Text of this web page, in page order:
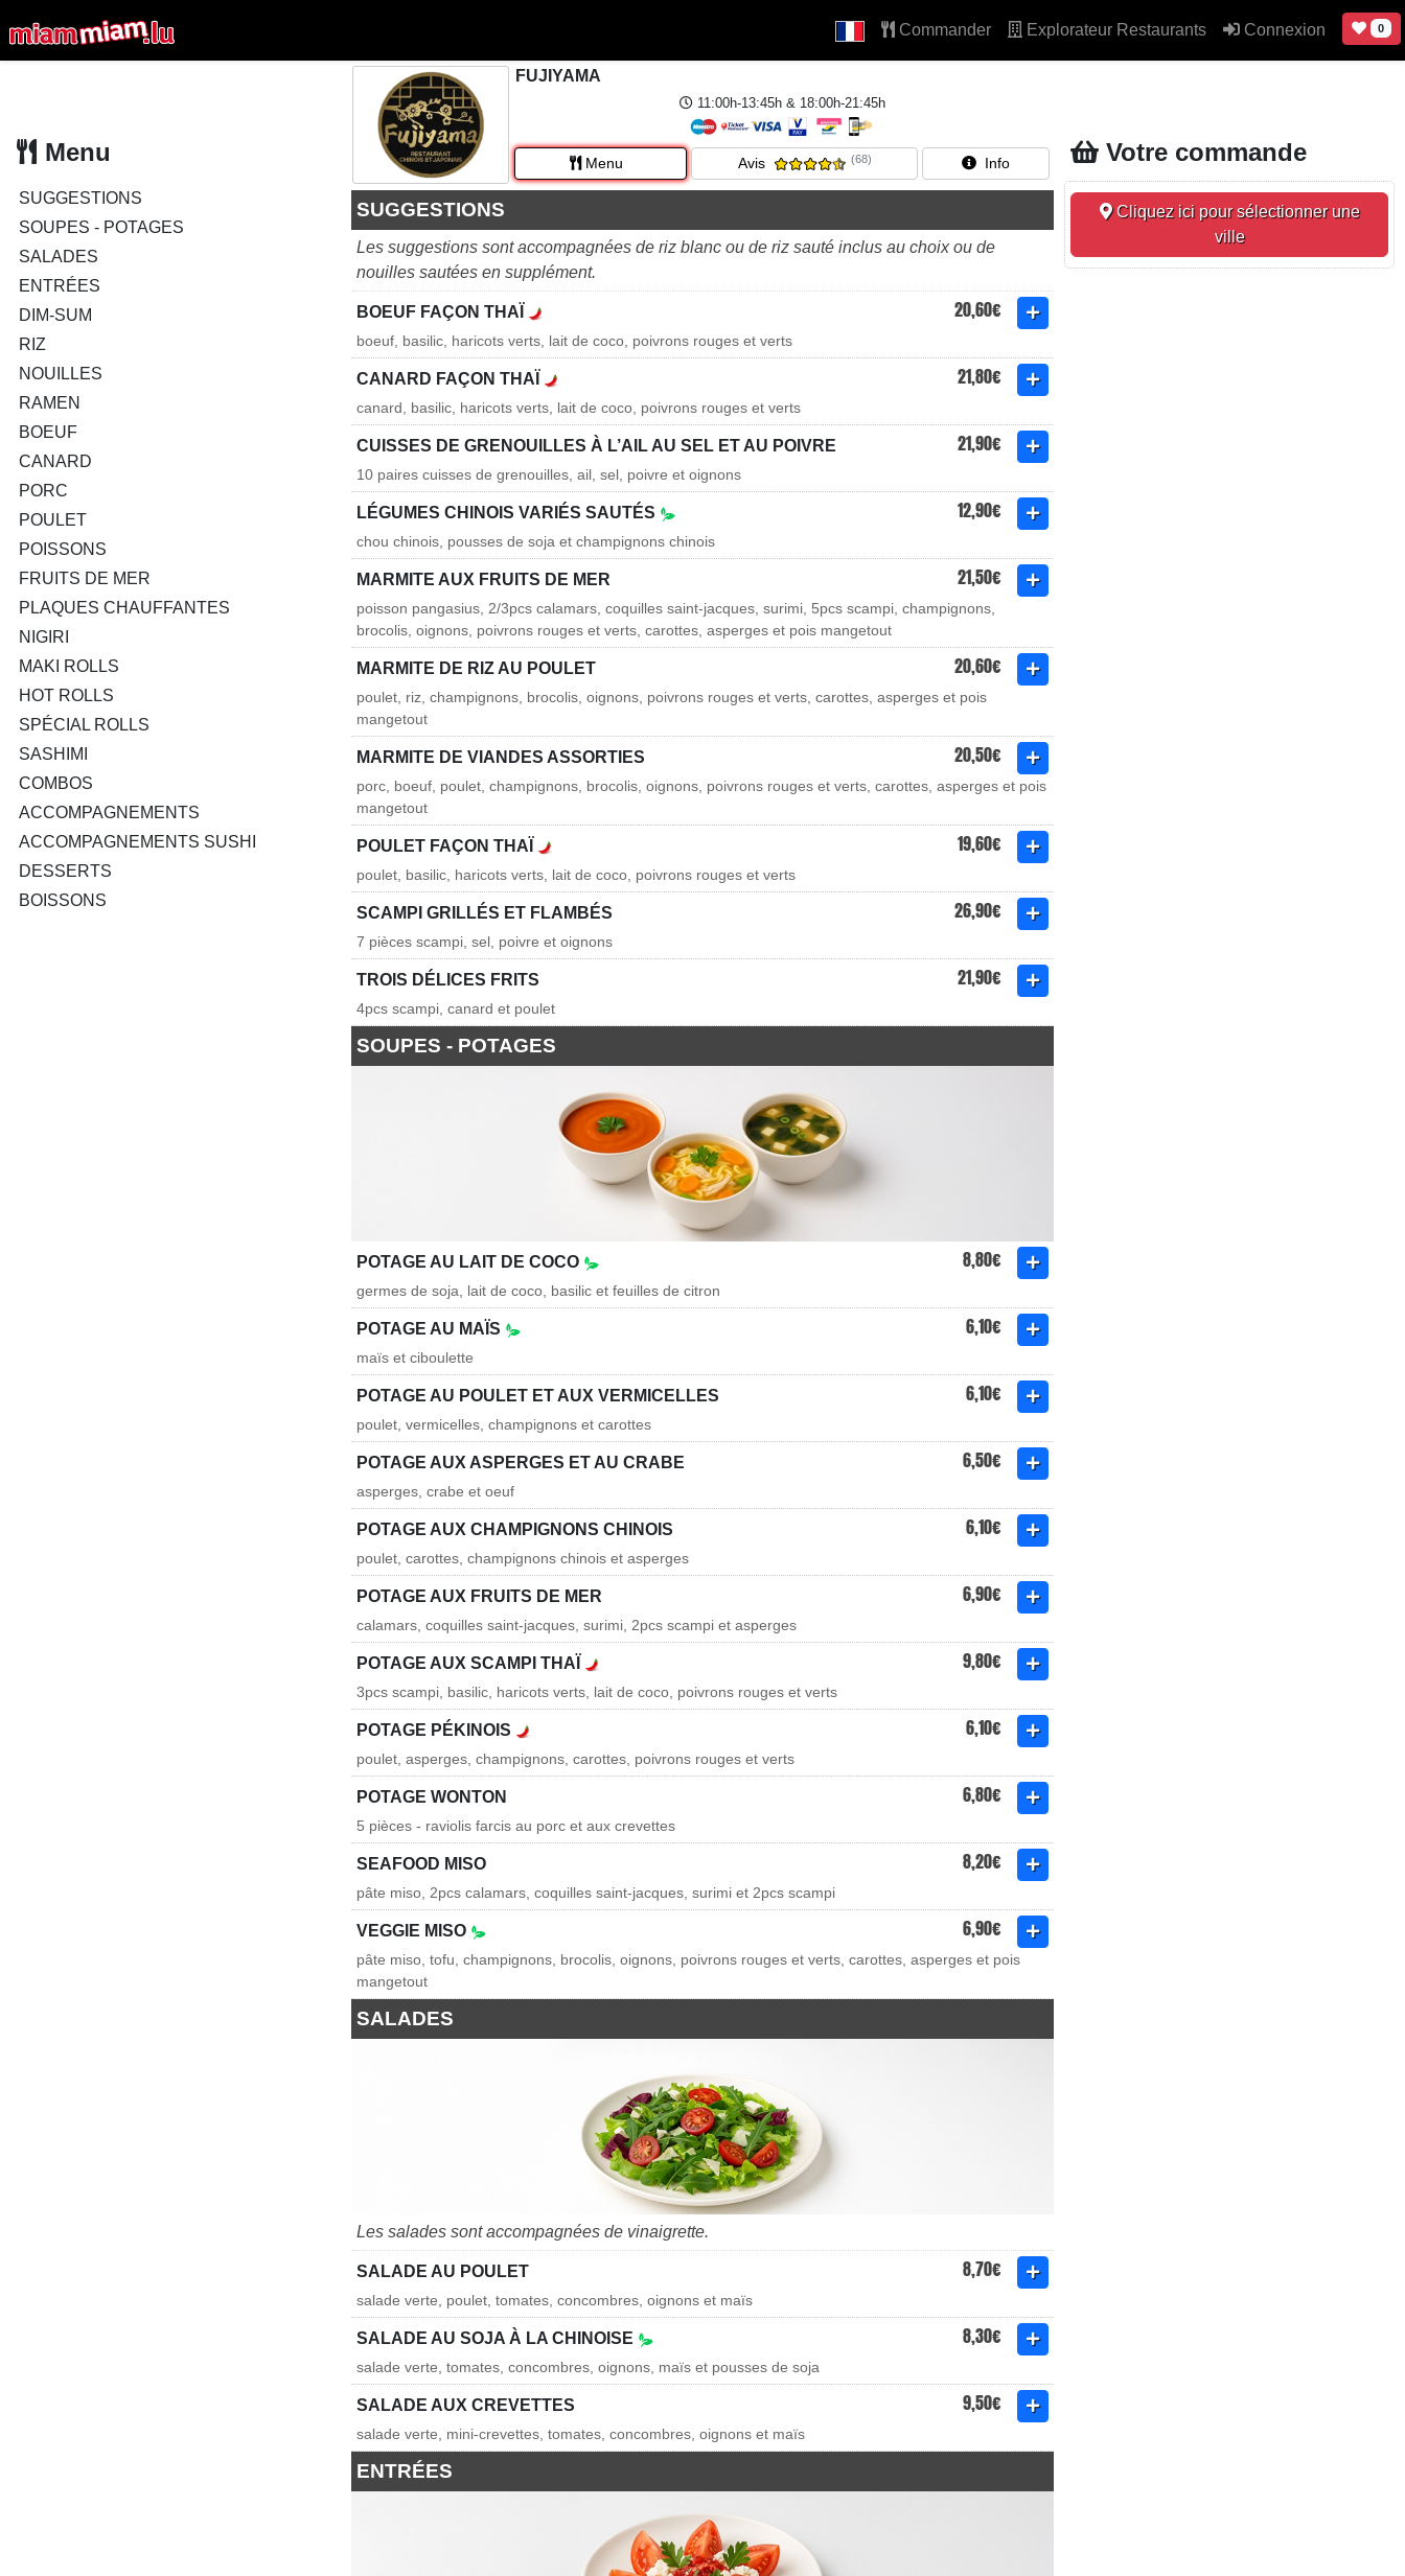
Commander Explorateur Restaurants Connexion 0
Menu
SUGGESTIONS
SOUPES - POTAGES
SALADES
ENTRÉES
DIM-SUM
RIZ
NOUILLES
RAMEN
BOEUF
CANARD
PORC
POULET
POISSONS
FRUITS DE MER
PLAQUES CHAUFFANTES
NIGIRI
MAKI ROLLS
HOT ROLLS
SPÉCIAL ROLLS
SASHIMI
COMBOS
ACCOMPAGNEMENTS
ACCOMPAGNEMENTS SUSHI
DESSERTS
BOISSONS
FUJIYAMA
11:00h-13:45h & 18:00h-21:45h
Menu Avis (68) Info
SUGGESTIONS
Les suggestions sont accompagnées de riz blanc ou de riz sauté inclus au choix ou de
nouilles sautées en supplément.
BOEUF FAÇON THAÏ 20,60€
boeuf, basilic, haricots verts, lait de coco, poivrons rouges et verts
CANARD FAÇON THAÏ 21,80€
canard, basilic, haricots verts, lait de coco, poivrons rouges et verts
CUISSES DE GRENOUILLES À L’AIL AU SEL ET AU POIVRE 21,90€
10 paires cuisses de grenouilles, ail, sel, poivre et oignons
LÉGUMES CHINOIS VARIÉS SAUTÉS 12,90€
chou chinois, pousses de soja et champignons chinois
MARMITE AUX FRUITS DE MER 21,50€
poisson pangasius, 2/3pcs calamars, coquilles saint-jacques, surimi, 5pcs scampi, champignons,
brocolis, oignons, poivrons rouges et verts, carottes, asperges et pois mangetout
MARMITE DE RIZ AU POULET 20,60€
poulet, riz, champignons, brocolis, oignons, poivrons rouges et verts, carottes, asperges et pois
mangetout
MARMITE DE VIANDES ASSORTIES 20,50€
porc, boeuf, poulet, champignons, brocolis, oignons, poivrons rouges et verts, carottes, asperges et pois
mangetout
POULET FAÇON THAÏ 19,60€
poulet, basilic, haricots verts, lait de coco, poivrons rouges et verts
SCAMPI GRILLÉS ET FLAMBÉS 26,90€
7 pièces scampi, sel, poivre et oignons
TROIS DÉLICES FRITS 21,90€
4pcs scampi, canard et poulet
SOUPES - POTAGES
POTAGE AU LAIT DE COCO 8,80€
germes de soja, lait de coco, basilic et feuilles de citron
POTAGE AU MAÏS 6,10€
maïs et ciboulette
POTAGE AU POULET ET AUX VERMICELLES 6,10€
poulet, vermicelles, champignons et carottes
POTAGE AUX ASPERGES ET AU CRABE 6,50€
asperges, crabe et oeuf
POTAGE AUX CHAMPIGNONS CHINOIS 6,10€
poulet, carottes, champignons chinois et asperges
POTAGE AUX FRUITS DE MER 6,90€
calamars, coquilles saint-jacques, surimi, 2pcs scampi et asperges
POTAGE AUX SCAMPI THAÏ 9,80€
3pcs scampi, basilic, haricots verts, lait de coco, poivrons rouges et verts
POTAGE PÉKINOIS 6,10€
poulet, asperges, champignons, carottes, poivrons rouges et verts
POTAGE WONTON 6,80€
5 pièces - raviolis farcis au porc et aux crevettes
SEAFOOD MISO 8,20€
pâte miso, 2pcs calamars, coquilles saint-jacques, surimi et 2pcs scampi
VEGGIE MISO 6,90€
pâte miso, tofu, champignons, brocolis, oignons, poivrons rouges et verts, carottes, asperges et pois
mangetout
SALADES
Les salades sont accompagnées de vinaigrette.
SALADE AU POULET 8,70€
salade verte, poulet, tomates, concombres, oignons et maïs
SALADE AU SOJA À LA CHINOISE 8,30€
salade verte, tomates, concombres, oignons, maïs et pousses de soja
SALADE AUX CREVETTES 9,50€
salade verte, mini-crevettes, tomates, concombres, oignons et maïs
ENTRÉES
Votre commande
Cliquez ici pour sélectionner une
ville